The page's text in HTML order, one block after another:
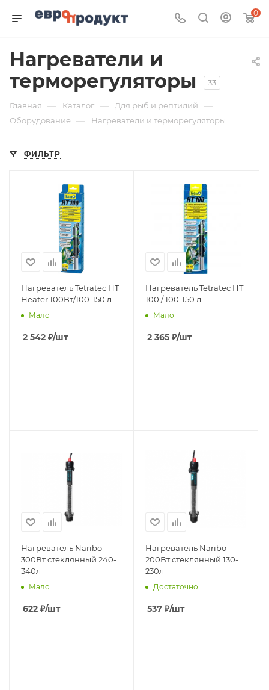
0
Нагреватели и
терморегуляторы
33
Главная — Каталог — Для рыб и рептилий —
Оборудование — Нагреватели и терморегуляторы
ФИЛЬТР
Нагреватель Tetratec HT
Heater 100Вт/100-150 л
Мало
2 542 ₽/шт
Нагреватель Tetratec HT
100 / 100-150 л
Мало
2 365 ₽/шт
Нагреватель Naribo
300Вт стеклянный 240-
340л
Мало
622 ₽/шт
Нагреватель Naribo
200Вт стеклянный 130-
230л
Достаточно
537 ₽/шт